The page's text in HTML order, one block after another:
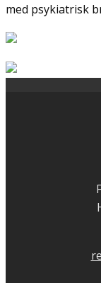
med psykiatrisk